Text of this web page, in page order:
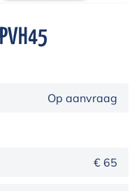
Op aanvraag
€ 65